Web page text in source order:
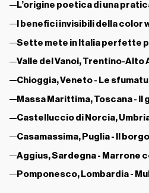
L’origine poetica di una
I benefici invisibili della color
Sette mete in Italia perfette
Valle del Vanoi, Trentino-Alto
Chioggia, Veneto - Le
Massa Marittima, Toscana -
Castelluccio di Norcia,
Casamassima, Puglia - Il
Aggius, Sardegna - Marrone
Pomponesco, Lombardia -